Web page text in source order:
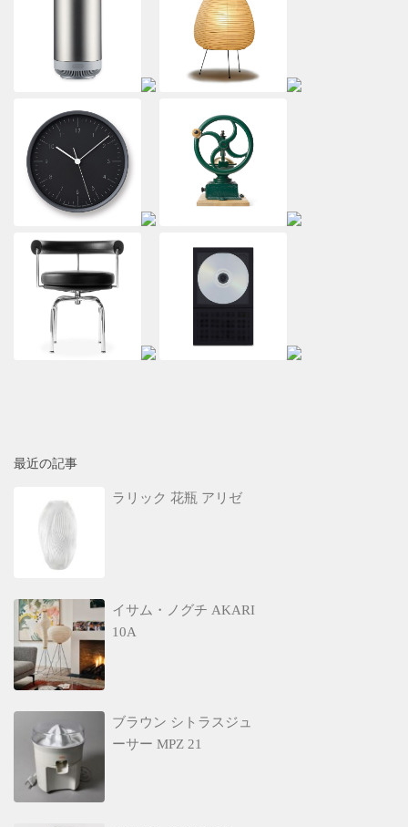
最近の記事
ラリック 花瓶 アリゼ
イサム・ノグチ AKARI
10A
ブラウン シトラスジュ
ーサー MPZ 21